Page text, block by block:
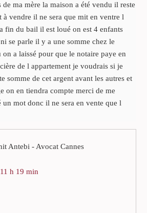
ma mère la maison a été vendu il reste
à vendre il ne sera que mit en ventre l
fin du bail il est loué on est 4 enfants
se parle il y a une somme chez le
a laissé pour que le notaire paye en
de l appartement je voudrais si je
somme de cet argent avant les autres et
on en tiendra compte merci de me
un mot donc il ne sera en vente que l
Antebi - Avocat Cannes
h 19 min